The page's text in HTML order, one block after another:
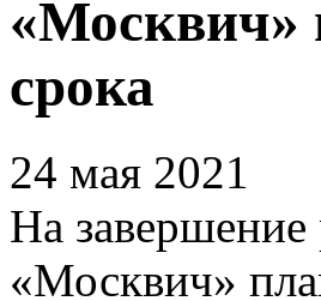
«Москвич»
срока
24 мая 2021
На завершение
«Москвич»